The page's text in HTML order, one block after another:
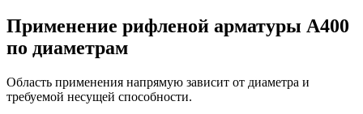
Применение рифленой арматуры А400
по диаметрам
Область применения напрямую зависит от диаметра и
требуемой несущей способности.